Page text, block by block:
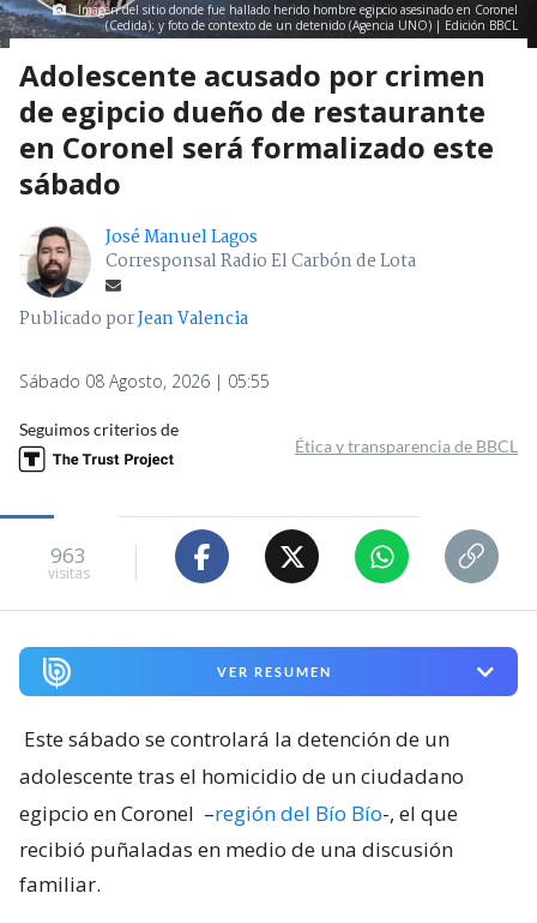
Imagen del sitio donde fue hallado herido hombre egipcio asesinado en Coronel
(Cedida); y foto de contexto de un detenido (Agencia UNO) | Edición BBCL
Adolescente acusado por crimen
de egipcio dueño de restaurante
en Coronel será formalizado este
sábado
José Manuel Lagos
Corresponsal Radio El Carbón de Lota
Publicado porJean Valencia
Sábado 08 Agosto, 2026 | 05:55
Seguimos criterios de
Ética y transparencia de BBCL
963
visitas
VER RESUMEN
Este sábado se controlará la detención de un
adolescente tras el homicidio de un ciudadano
egipcio en Coronel –región del Bío Bío-, el que
recibió puñaladas en medio de una discusión
familiar.